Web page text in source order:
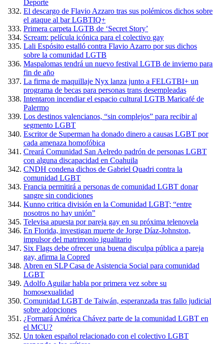
Deporte
El descargo de Flavio Azzaro tras sus polémicos dichos sobre
el ataque al bar LGBTIQ+
Primera carpeta LGTB de ‘Secret Story’
Scream: película icónica para el colectivo gay
Lali Espósito estalló contra Flavio Azarro por sus dichos
sobre la comunidad LGTB
Maspalomas tendrá un nuevo festival LGTB de invierno para
fin de año
La firma de maquillaje Nyx lanza junto a FELGTBI+ un
programa de becas para personas trans desempleadas
Intentaron incendiar el espacio cultural LGTB Maricafé de
Palermo
Los destinos valencianos, “sin complejos” para recibir al
segmento LGBT
Escritor de Superman ha donado dinero a causas LGBT por
cada amenaza homofóbica
Creará Comunidad San Aelredo padrón de personas LGBT
con alguna discapacidad en Coahuila
CNDH condena dichos de Gabriel Quadri contra la
comunidad LGBT
Francia permitirá a personas de comunidad LGBT donar
sangre sin condiciones
Kunno critica división en la Comunidad LGBT; “entre
nosotros no hay unión”
Televisa apuesta por pareja gay en su próxima telenovela
En Florida, investigan muerte de Jorge Díaz-Johnston,
impulsor del matrimonio igualitario
Six Flags debe ofrecer una buena disculpa pública a pareja
gay, afirma la Copred
Abren en SLP Casa de Asistencia Social para comunidad
LGBT
Adolfo Aguilar habla por primera vez sobre su
homosexualidad
Comunidad LGBT de Taiwán, esperanzada tras fallo judicial
sobre adopciones
¿Formará América Chávez parte de la comunidad LGBT en
el MCU?
Un token español relacionado con el colectivo LGBT